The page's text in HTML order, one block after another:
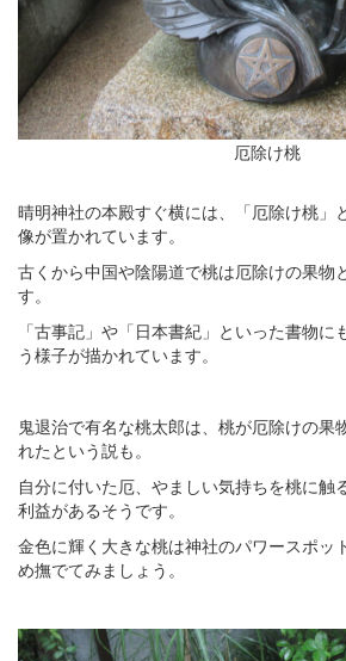
厄除け桃
晴明神社の本殿すぐ横には、「厄除け桃」
像が置かれています。
古くから中国や陰陽道で桃は厄除けの果物
す。
「古事記」や「日本書紀」といった書物
う様子が描かれています。
鬼退治で有名な桃太郎は、桃が厄除けの果
れたという説も。
自分に付いた厄、やましい気持ちを桃に触
利益があるそうです。
金色に輝く大きな桃は神社のパワースポッ
め撫でてみましょう。